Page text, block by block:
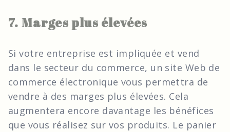
7. Marges plus élevées
Si votre entreprise est impliquée et vend
dans le secteur du commerce, un site Web de
commerce électronique vous permettra de
vendre à des marges plus élevées. Cela
augmentera encore davantage les bénéfices
que vous réalisez sur vos produits. Le panier